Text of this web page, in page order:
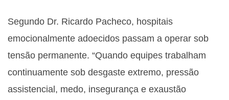
Segundo Dr. Ricardo Pacheco, hospitais
emocionalmente adoecidos passam a operar sob
tensão permanente. “Quando equipes trabalham
continuamente sob desgaste extremo, pressão
assistencial, medo, insegurança e exaustão